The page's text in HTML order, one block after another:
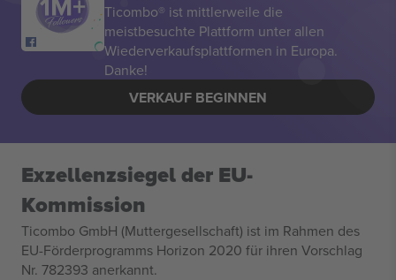
Ticombo® ist mittlerweile die
meistbesuchte Plattform unter allen
Wiederverkaufsplattformen in Europa.
Danke!
VERKAUF BEGINNEN
Exzellenzsiegel der EU-
Kommission
Ticombo GmbH (Muttergesellschaft) ist im Rahmen des
EU-Förderprogramms Horizon 2020 für ihren Vorschlag
Nr. 782393 anerkannt.